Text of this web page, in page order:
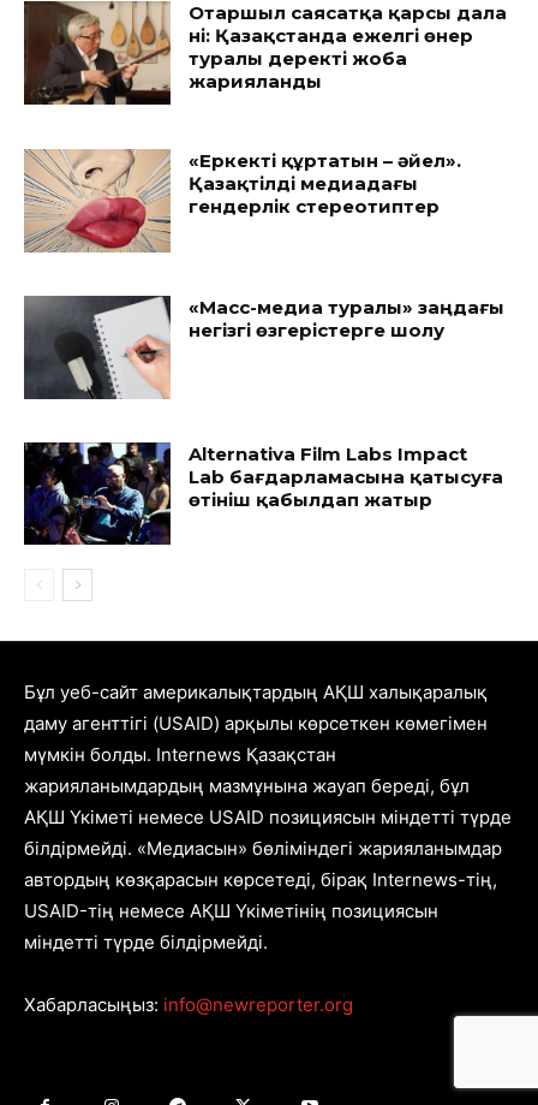
Отаршыл саясатқа қарсы дала
үні: Қазақстанда ежелгі өнер
туралы деректі жоба
жарияланды
«Еркекті құртатын – әйел».
Қазақтілді медиадағы
гендерлік стереотиптер
«Масс-медиа туралы» заңдағы
негізгі өзгерістерге шолу
Alternativa Film Labs Impact
Lab бағдарламасына қатысуға
өтініш қабылдап жатыр
Бұл уеб-сайт америкалықтардың АҚШ халықаралық
даму агенттігі (USAID) арқылы көрсеткен көмегімен
мүмкін болды. Internews Қазақстан
жарияланымдардың мазмұнына жауап береді, бұл
АҚШ Үкіметі немесе USAID позициясын міндетті түрде
білдірмейді. «Медиасын» бөліміндегі жарияланымдар
автордың көзқарасын көрсетеді, бірақ Internews-тің,
USAID-тің немесе АҚШ Үкіметінің позициясын
міндетті түрде білдірмейді.
Хабарласыңыз: info@newreporter.org